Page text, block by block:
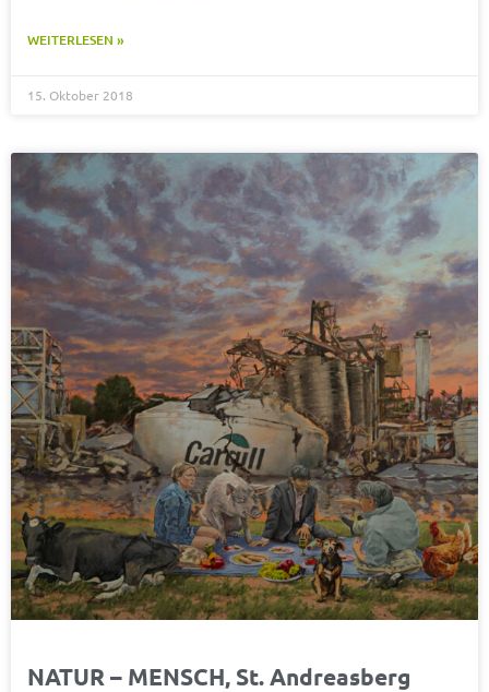
WEITERLESEN »
15. Oktober 2018
NATUR – MENSCH, St. Andreasberg